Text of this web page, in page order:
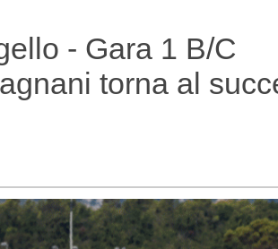
- Gara 1 B/C
torna al